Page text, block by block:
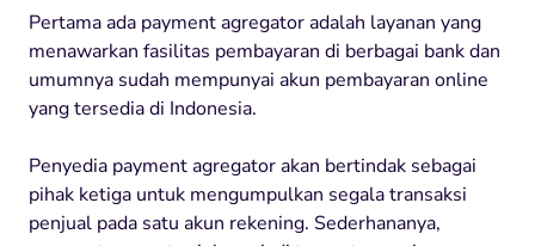
Pertama ada payment agregator adalah layanan yang
menawarkan fasilitas pembayaran di berbagai bank dan
umumnya sudah mempunyai akun pembayaran online
yang tersedia di Indonesia.
Penyedia payment agregator akan bertindak sebagai
pihak ketiga untuk mengumpulkan segala transaksi
penjual pada satu akun rekening. Sederhananya,